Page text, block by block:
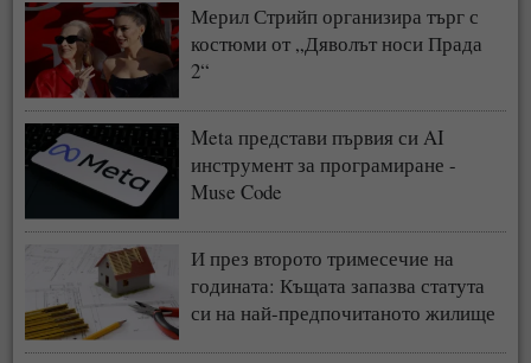
Мерил Стрийп организира търг с
костюми от „Дяволът носи Прада
2“
Meta представи първия си AI
инструмент за програмиране -
Muse Code
И през второто тримесечие на
годината: Къщата запазва статута
си на най-предпочитаното жилище